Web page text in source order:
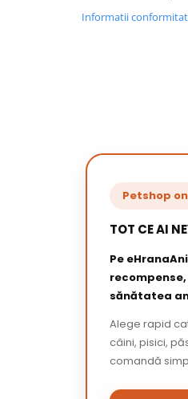
Informatii
Petshop
TOT CE AI
Pe
sănătatea
Alege rapid
câini, pisici,
comandă